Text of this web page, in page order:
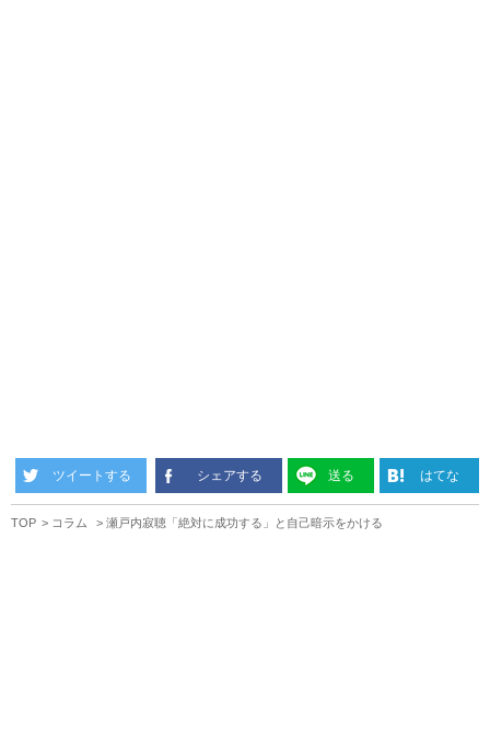
ツイートする シェアする 送る はてな
TOP コラム 瀬戸内寂聴「絶対に成功する」と自己暗示をかける